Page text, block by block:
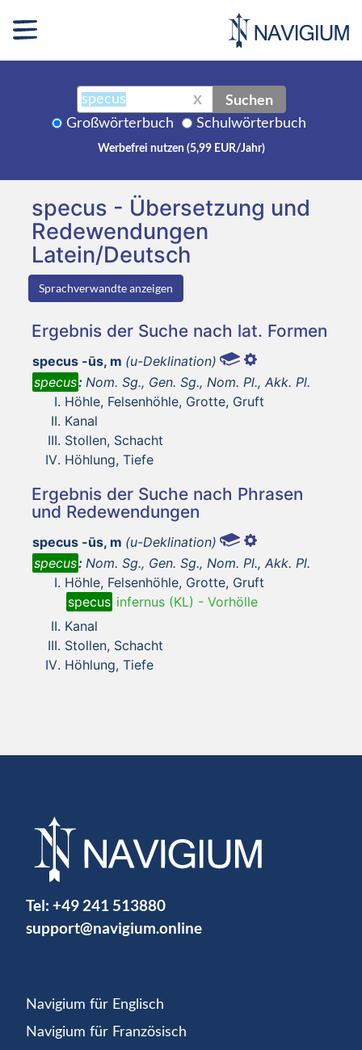
X Suchen
Großwörterbuch Schulwörterbuch
Werbefrei nutzen (5,99 EUR/Jahr)
specus - Übersetzung und
Redewendungen
Latein/Deutsch
Sprachverwandte anzeigen
Ergebnis der Suche nach lat. Formen
specus -ūs, m (u-Deklination)
specus: Nom. Sg., Gen. Sg., Nom. Pl., Akk. Pl.
Höhle, Felsenhöhle, Grotte, Gruft
Kanal
Stollen, Schacht
Höhlung, Tiefe
Ergebnis der Suche nach Phrasen
und Redewendungen
specus -ūs, m (u-Deklination)
specus: Nom. Sg., Gen. Sg., Nom. Pl., Akk. Pl.
Höhle, Felsenhöhle, Grotte, Gruft
specus infernus (KL) - Vorhölle
Kanal
Stollen, Schacht
Höhlung, Tiefe
Tel: +49 241 513880
support@navigium.online
Navigium für Englisch
Navigium für Französisch